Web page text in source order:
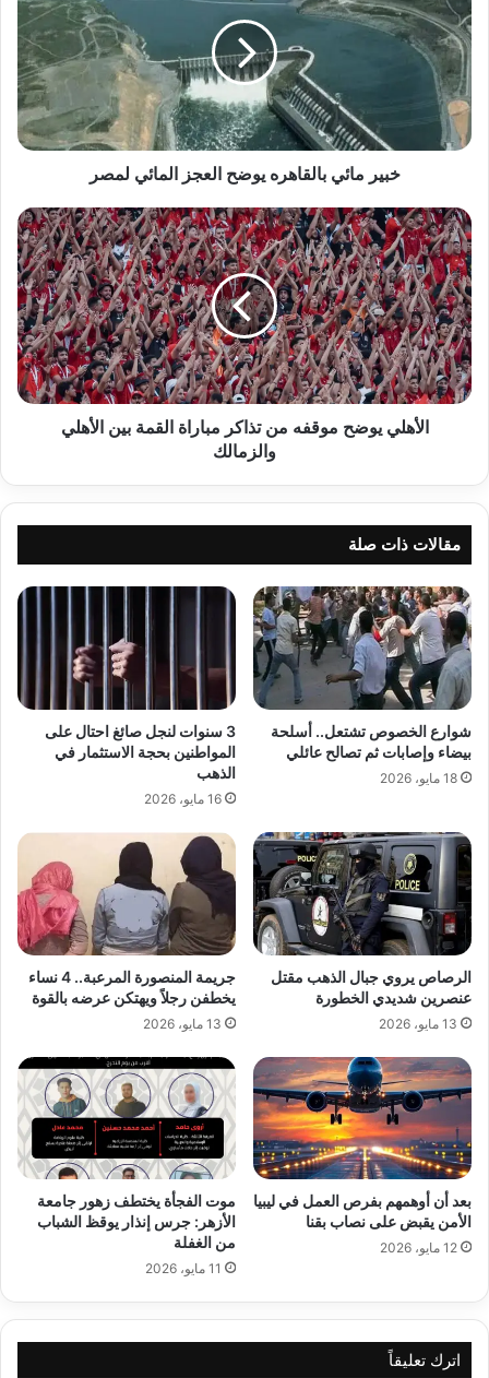
بالقاهره
يوضح
العجز
المائي
لمصر
خبير مائي بالقاهره يوضح العجز المائي لمصر
الأهلي
يوضح
موقفه
من
تذاكر
مباراة
القمة
بين
الأهلي
والزمالكالأهلي يوضح موقفه من تذاكر مباراة القمة بين الأهلي
والزمالك
مقالات ذات صلة
شوارع الخصوص تشتعل.. أسلحة
بيضاء وإصابات ثم تصالح عائلي
18 مايو، 2026
3 سنوات لنجل صائغ احتال على
المواطنين بحجة الاستثمار في
الذهب
16 مايو، 2026
الرصاص يروي جبال الذهب مقتل
عنصرين شديدي الخطورة
13 مايو، 2026
جريمة المنصورة المرعبة.. 4 نساء
يخطفن رجلاً ويهتكن عرضه بالقوة
13 مايو، 2026
بعد أن أوهمهم بفرص العمل في ليبيا
الأمن يقبض على نصاب بقنا
12 مايو، 2026
موت الفجأة يختطف زهور جامعة
الأزهر: جرس إنذار يوقظ الشباب
من الغفلة
11 مايو، 2026
اترك تعليقاً